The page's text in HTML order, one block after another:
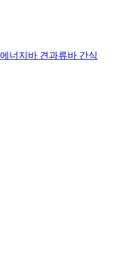
너지바 견과류바 간식